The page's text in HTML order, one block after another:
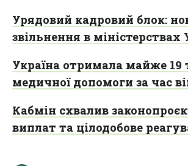
Урядовий кадровий блок:
звільнення в міністерствах
Україна отримала майже 19
медичної допомоги за час
Кабмін схвалив
виплат та цілодобове